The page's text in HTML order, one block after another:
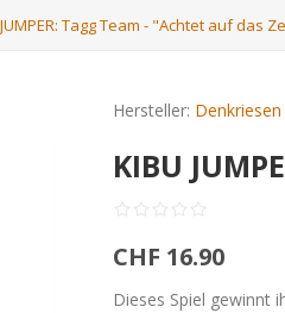
Tagg Team - "Achtet auf das
Hersteller: Denkriesen
KIBU
CHF 16.90
Dieses Spiel gewinnt